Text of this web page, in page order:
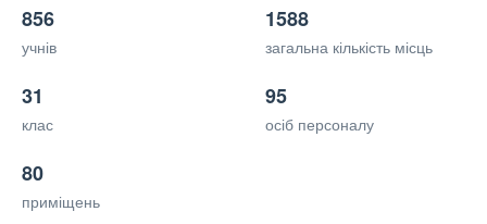
856
учнів
1588
загальна кількість місць
31
клас
95
осіб персоналу
80
приміщень